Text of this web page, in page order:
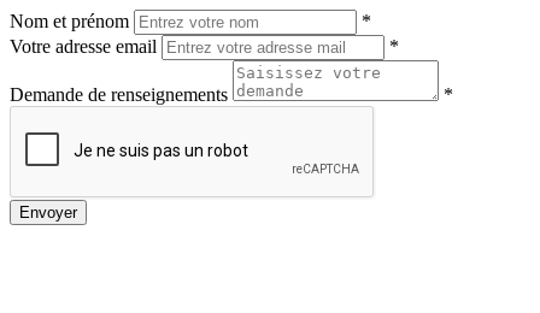
Nom et prénom
*
Votre adresse email
*
Demande de renseignements *
Envoyer